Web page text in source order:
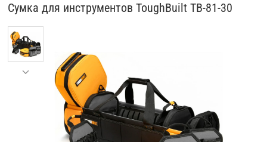
Сумка для инструментов ToughBuilt TB-81-30